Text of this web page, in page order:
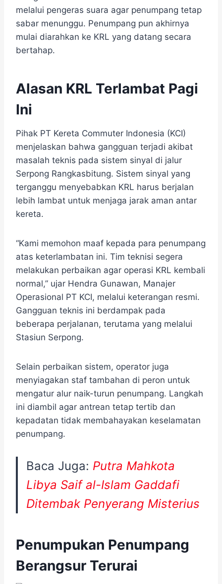
melalui pengeras suara agar penumpang tetap
sabar menunggu. Penumpang pun akhirnya
mulai diarahkan ke KRL yang datang secara
bertahap.
Alasan KRL Terlambat Pagi
Ini
Pihak PT Kereta Commuter Indonesia (KCI)
menjelaskan bahwa gangguan terjadi akibat
masalah teknis pada sistem sinyal di jalur
Serpong Rangkasbitung. Sistem sinyal yang
terganggu menyebabkan KRL harus berjalan
lebih lambat untuk menjaga jarak aman antar
kereta.
“Kami memohon maaf kepada para penumpang
atas keterlambatan ini. Tim teknisi segera
melakukan perbaikan agar operasi KRL kembali
normal,” ujar Hendra Gunawan, Manajer
Operasional PT KCI, melalui keterangan resmi.
Gangguan teknis ini berdampak pada
beberapa perjalanan, terutama yang melalui
Stasiun Serpong.
Selain perbaikan sistem, operator juga
menyiagakan staf tambahan di peron untuk
mengatur alur naik-turun penumpang. Langkah
ini diambil agar antrean tetap tertib dan
kepadatan tidak membahayakan keselamatan
penumpang.
Baca Juga: Putra Mahkota
Libya Saif al-Islam Gaddafi
Ditembak Penyerang Misterius
Penumpukan Penumpang
Berangsur Terurai